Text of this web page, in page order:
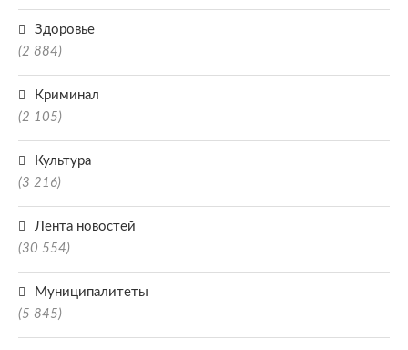
Здоровье
(2 884)
Криминал
(2 105)
Культура
(3 216)
Лента новостей
(30 554)
Муниципалитеты
(5 845)